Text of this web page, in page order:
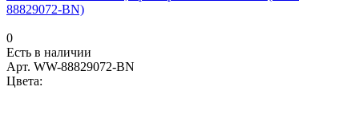
88829072-BN)
0
Есть в наличии
Арт. WW-88829072-BN
Цвета: